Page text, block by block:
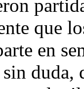
que
en
duda,